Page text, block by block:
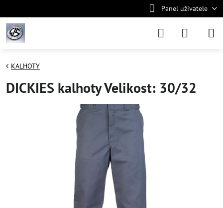
Panel uživatele
KALHOTY
DICKIES kalhoty Velikost: 30/32